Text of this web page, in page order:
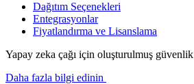
Dağıtım Seçenekleri
Entegrasyonlar
Fiyatlandırma ve Lisanslama
Yapay zeka çağı için oluşturulmuş güvenlik
Daha fazla bilgi edinin